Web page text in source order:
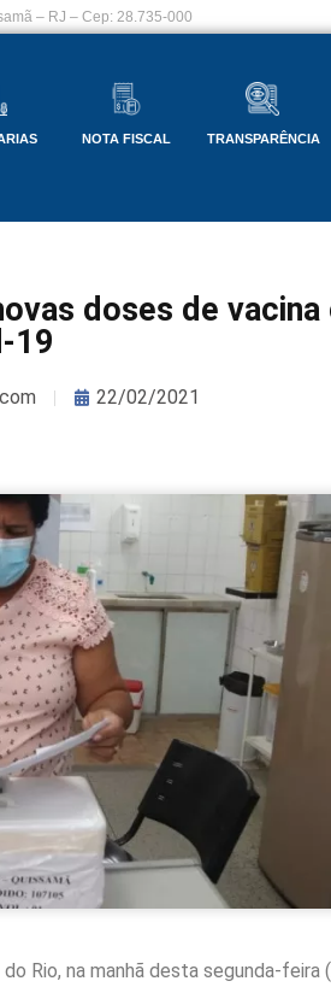
– RJ – Cep: 28.735-000
NOTA FISCAL TRANSPARÊNCIA
doses de vacina
19
22/02/2021
Rio, na manhã desta segunda-feira